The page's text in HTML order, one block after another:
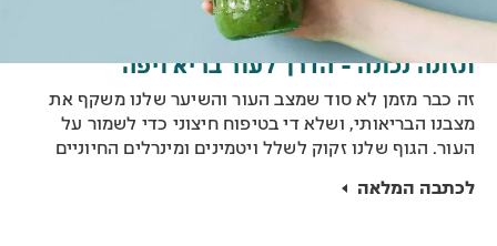
תזונה נכונה - הדרך לעור בריא ויפה
זה כבר מזמן לא סוד שמצב העור והשיער שלנו משקף את
מצבנו הבריאותי, ושלא די בטיפוח חיצוני כדי לשמור על
העור. הגוף שלנו זקוק לשלל ויטמינים ומינרלים החיוניים
האידיאליות לספק לו אותם.
לכתבה המלאה